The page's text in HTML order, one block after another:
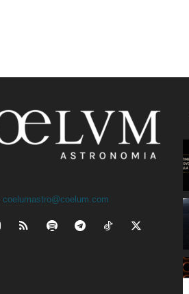
coelumastro@coelum.com